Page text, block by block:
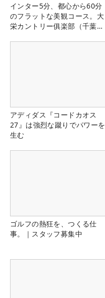
インター5分、都心から60分
のフラットな美観コース。大
栄カントリー俱楽部（千葉
アディダス『コードカオス
27』は強烈な蹴りでパワーを
生む
ゴルフの熱狂を、つくる仕
事。｜スタッフ募集中